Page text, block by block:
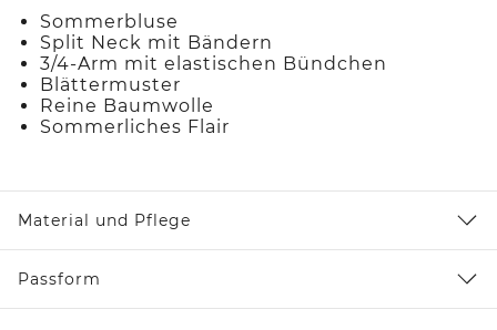
Sommerbluse
Split Neck mit Bändern
3/4-Arm mit elastischen Bündchen
Blättermuster
Reine Baumwolle
Sommerliches Flair
Material und Pflege
Passform